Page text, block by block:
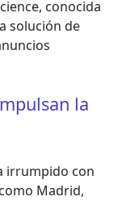
conocida
solución de
la
irrumpido con
Madrid,